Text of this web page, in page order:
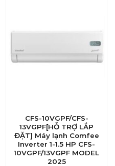
CFS-10VGPF/CFS-
13VGPF[HỖ TRỢ LẮP
ĐẶT] Máy lạnh Comfee
Inverter 1-1.5 HP CFS-
10VGPF/13VGPF MODEL
2025